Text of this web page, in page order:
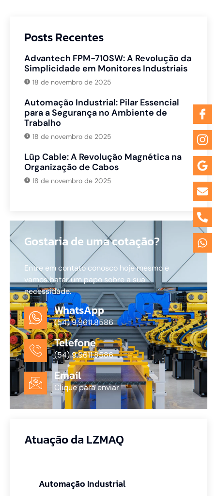
Posts Recentes
Advantech FPM-710SW: A Revolução da
Simplicidade em Monitores Industriais
18 de novembro de 2025
Automação Industrial: Pilar Essencial
para a Segurança no Ambiente de
Trabalho
18 de novembro de 2025
Lūp Cable: A Revolução Magnética na
Organização de Cabos
18 de novembro de 2025
Gostaria de uma cotação?
Entre em contato conosco hoje mesmo e
vamos bater um papo sobre a sua
necessidade.
WhatsApp
(54) 9.9611.8586
Telefone
(54) 9.9611.8586
Email
Clique para enviar
Atuação da LZMAQ
Automação Industrial